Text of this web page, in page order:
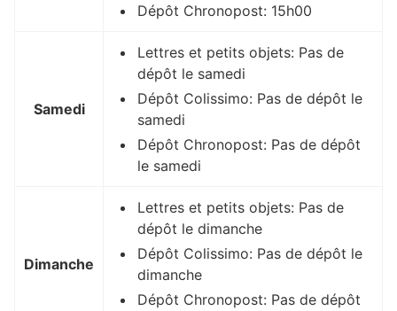
Dépôt Chronopost: 15h00
Samedi
Lettres et petits objets: Pas de
dépôt le samedi
Dépôt Colissimo: Pas de dépôt le
samedi
Dépôt Chronopost: Pas de dépôt
le samedi
Dimanche
Lettres et petits objets: Pas de
dépôt le dimanche
Dépôt Colissimo: Pas de dépôt le
dimanche
Dépôt Chronopost: Pas de dépôt